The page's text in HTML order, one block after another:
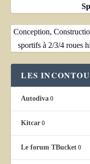
Conception,
sportifs à 2/3/4 roues
LES
Autodiva 0
Kitcar 0
Le forum TBucket 0